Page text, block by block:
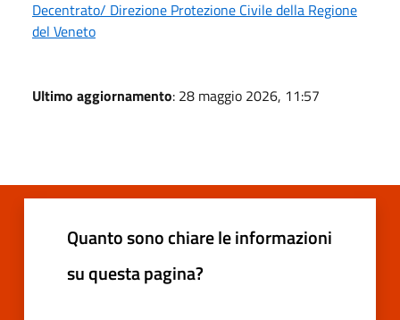
Decentrato/ Direzione Protezione Civile della Regione
del Veneto
Ultimo aggiornamento: 28 maggio 2026, 11:57
Quanto sono chiare le informazioni
su questa pagina?